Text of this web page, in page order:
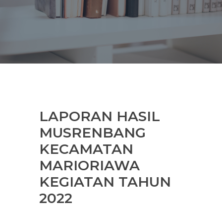
LAPORAN HASIL
MUSRENBANG
KECAMATAN
MARIORIAWA
KEGIATAN TAHUN
2022